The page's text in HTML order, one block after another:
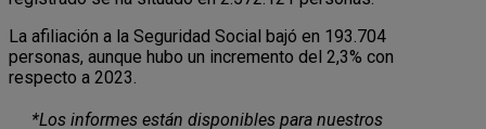
La afiliación a la Seguridad Social bajó en 193.704
personas, aunque hubo un incremento del 2,3% con
respecto a 2023.
*Los informes están disponibles para nuestros